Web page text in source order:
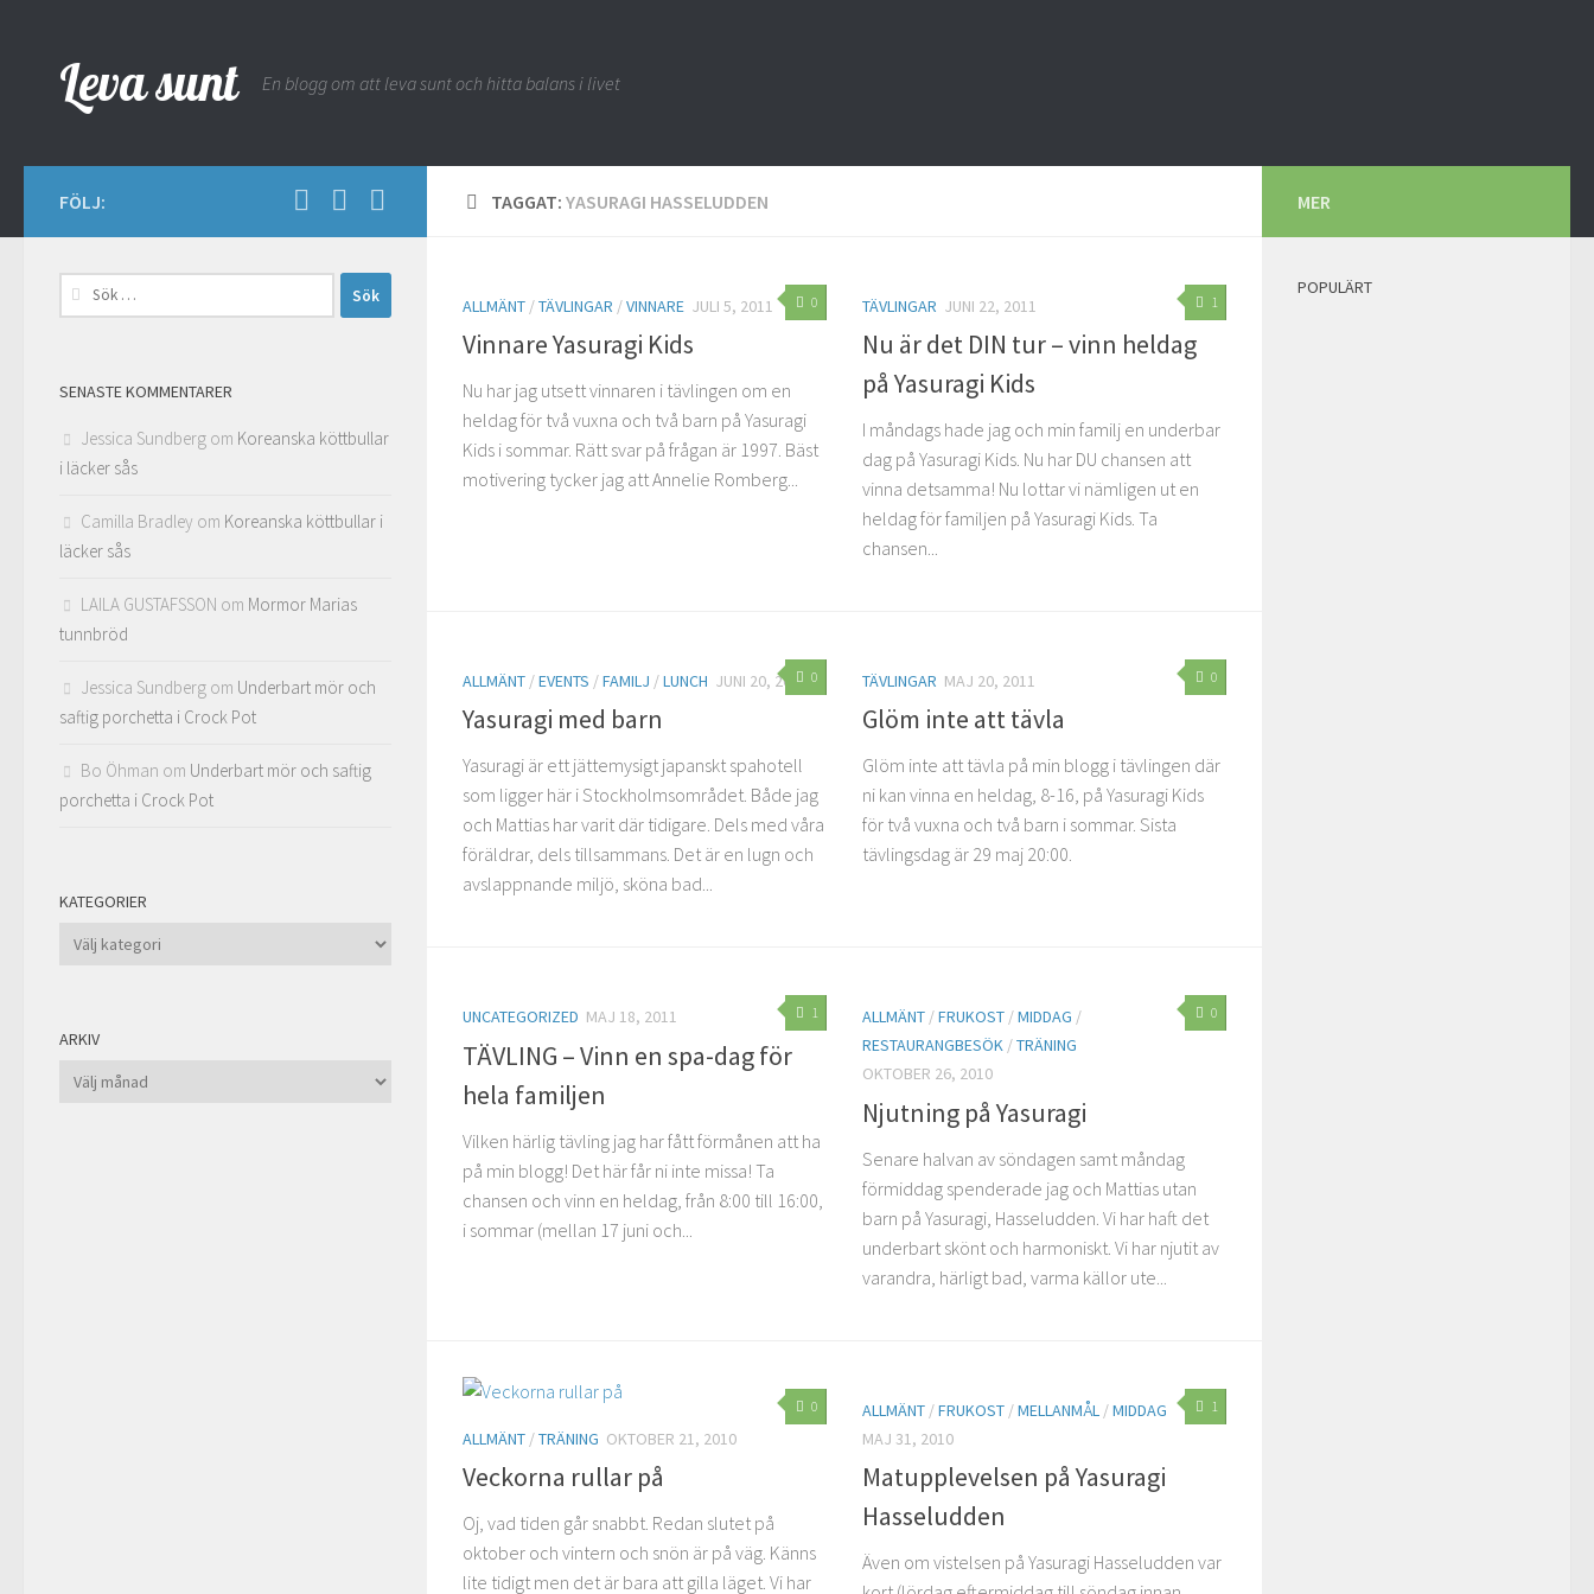
Leva sunt En blogg om att leva sunt och hitta balans i livet
TAGGAT: YASURAGI HASSELUDDEN
0
ALLMÄNT /TÄVLINGAR /VINNARE JULI 5, 2011
Vinnare Yasuragi Kids
Nu har jag utsett vinnaren i tävlingen om en
heldag för två vuxna och två barn på Yasuragi
Kids i sommar. Rätt svar på frågan är 1997. Bäst
motivering tycker jag att Annelie Romberg...
1
TÄVLINGAR JUNI 22, 2011
Nu är det DIN tur – vinn heldag
på Yasuragi Kids
I måndags hade jag och min familj en underbar
dag på Yasuragi Kids. Nu har DU chansen att
vinna detsamma! Nu lottar vi nämligen ut en
heldag för familjen på Yasuragi Kids. Ta
chansen...
0
ALLMÄNT /EVENTS /FAMILJ /LUNCH JUNI 20, 2011
Yasuragi med barn
Yasuragi är ett jättemysigt japanskt spahotell
som ligger här i Stockholmsområdet. Både jag
och Mattias har varit där tidigare. Dels med våra
föräldrar, dels tillsammans. Det är en lugn och
avslappnande miljö, sköna bad...
0
TÄVLINGAR MAJ 20, 2011
Glöm inte att tävla
Glöm inte att tävla på min blogg i tävlingen där
ni kan vinna en heldag, 8-16, på Yasuragi Kids
för två vuxna och två barn i sommar. Sista
tävlingsdag är 29 maj 20:00.
1
UNCATEGORIZED MAJ 18, 2011
TÄVLING – Vinn en spa-dag för
hela familjen
Vilken härlig tävling jag har fått förmånen att ha
på min blogg! Det här får ni inte missa! Ta
chansen och vinn en heldag, från 8:00 till 16:00,
i sommar (mellan 17 juni och...
0
ALLMÄNT /FRUKOST /MIDDAG /
RESTAURANGBESÖK /TRÄNING
OKTOBER 26, 2010
Njutning på Yasuragi
Senare halvan av söndagen samt måndag
förmiddag spenderade jag och Mattias utan
barn på Yasuragi, Hasseludden. Vi har haft det
underbart skönt och harmoniskt. Vi har njutit av
varandra, härligt bad, varma källor ute...
0
ALLMÄNT /TRÄNING OKTOBER 21, 2010
Veckorna rullar på
Oj, vad tiden går snabbt. Redan slutet på
oktober och vintern och snön är på väg. Känns
lite tidigt men det är bara att gilla läget. Vi har
1
ALLMÄNT /FRUKOST /MELLANMÅL /MIDDAG
MAJ 31, 2010
Matupplevelsen på Yasuragi
Hasseludden
Även om vistelsen på Yasuragi Hasseludden var
FÖLJ:
Sök
efter:
SENASTE KOMMENTARER
Jessica Sundberg om Koreanska köttbullar
i läcker sås
Camilla Bradley om Koreanska köttbullar i
läcker sås
LAILA GUSTAFSSON om Mormor Marias
tunnbröd
Jessica Sundberg om Underbart mör och
saftig porchetta i Crock Pot
Bo Öhman om Underbart mör och saftig
porchetta i Crock Pot
KATEGORIER
Kategorier
ARKIV
Arkiv
MER
POPULÄRT